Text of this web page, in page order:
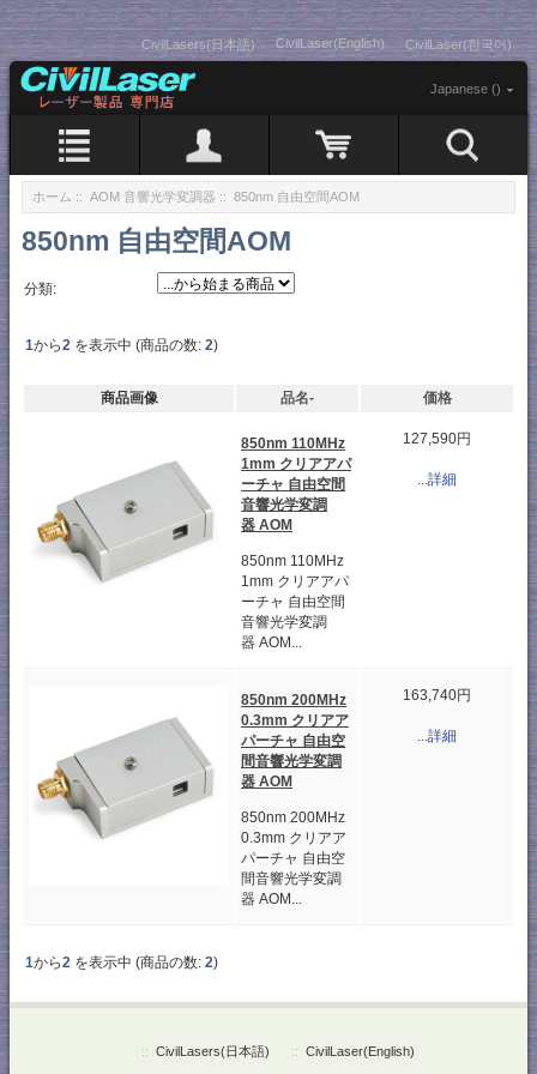
CivilLasers(日本語) CivilLaser(English) CivilLaser(한국어)
Japanese ()
ホーム :: AOM 音響光学変調器 :: 850nm 自由空間AOM
850nm 自由空間AOM
分類:
1から2 を表示中 (商品の数: 2)
商品画像 品名- 価格
850nm 110MHz
1mm クリアアパ
ーチャ 自由空間
音響光学変調
器 AOM
850nm 110MHz
1mm クリアアパ
ーチャ 自由空間
音響光学変調
器 AOM...
127,590円
...詳細
850nm 200MHz
0.3mm クリアア
パーチャ 自由空
間音響光学変調
器 AOM
850nm 200MHz
0.3mm クリアア
パーチャ 自由空
間音響光学変調
器 AOM...
163,740円
...詳細
1から2 を表示中 (商品の数: 2)
:: CivilLasers(日本語) :: CivilLaser(English)